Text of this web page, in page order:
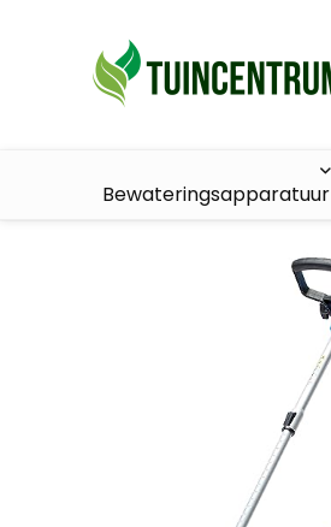
Bewateringsapparatuur